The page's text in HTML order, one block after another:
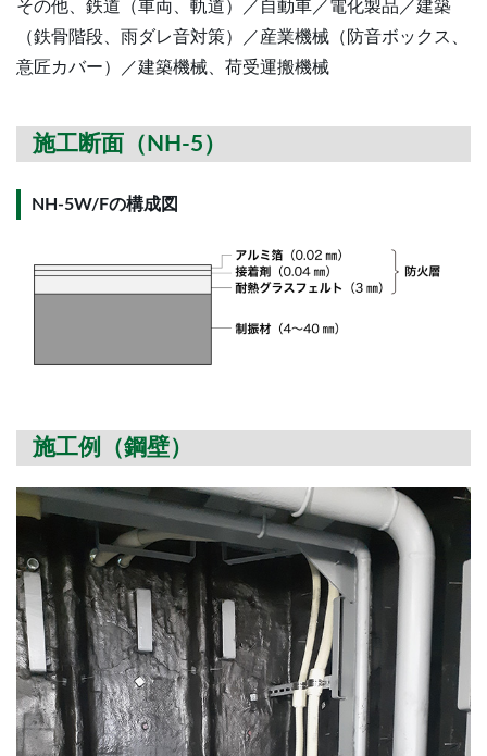
その他、鉄道（車両、軌道）／自動車／電化製品／建築
（鉄骨階段、雨ダレ音対策）／産業機械（防音ボックス、
意匠カバー）／建築機械、荷受運搬機械
施工断面（NH-5）
NH-5W/Fの構成図
施⼯例（鋼壁）